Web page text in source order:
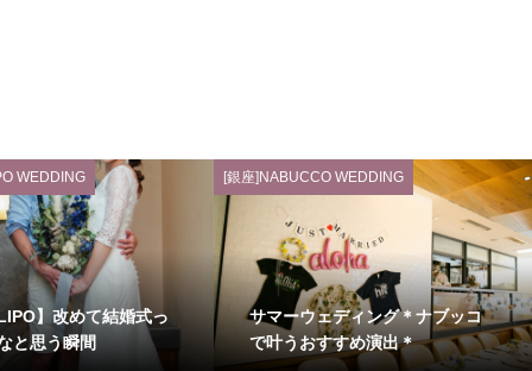
WEDDING
】改めて結婚式っ
と思う瞬間
[銀座]NABUCCO WEDDING
サマーウェディング＊ナブッコ
で叶うおすすめ演出＊